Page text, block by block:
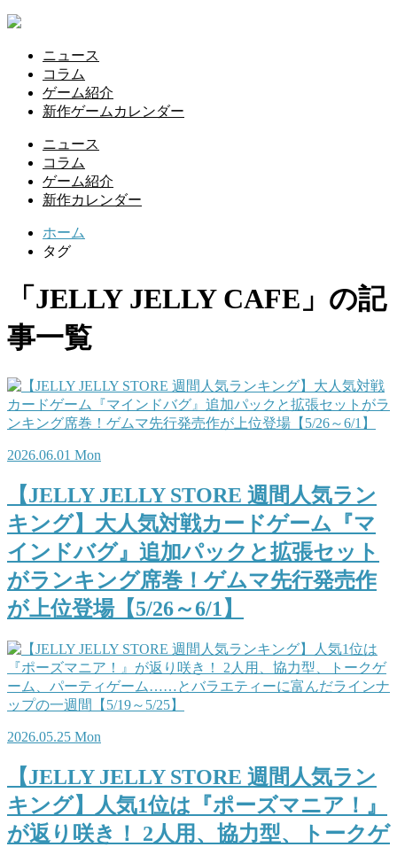
ニュース
コラム
ゲーム紹介
新作ゲームカレンダー
ニュース
コラム
ゲーム紹介
新作カレンダー
ホーム
タグ
「JELLY JELLY CAFE」の記
事一覧
2026.06.01 Mon
【JELLY JELLY STORE 週間人気ラン
キング】大人気対戦カードゲーム『マ
インドバグ』追加パックと拡張セット
がランキング席巻！ゲムマ先行発売作
が上位登場【5/26～6/1】
2026.05.25 Mon
【JELLY JELLY STORE 週間人気ラン
キング】人気1位は『ポーズマニア！』
が返り咲き！ 2人用、協力型、トークゲ